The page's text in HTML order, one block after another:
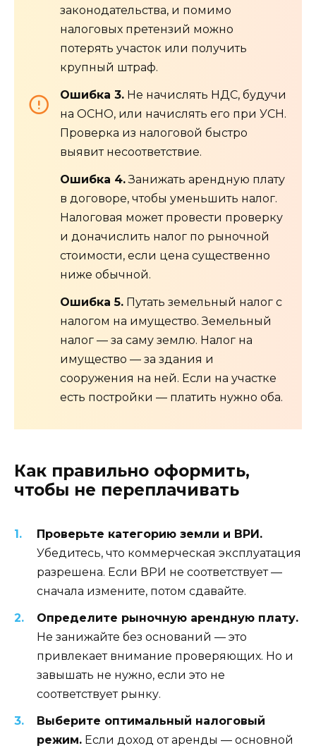
законодательства, и помимо
налоговых претензий можно
потерять участок или получить
крупный штраф.
Ошибка 3. Не начислять НДС, будучи
на ОСНО, или начислять его при УСН.
Проверка из налоговой быстро
выявит несоответствие.
Ошибка 4.Занижать арендную плату
в договоре, чтобы уменьшить налог.
Налоговая может провести проверку
и доначислить налог по рыночной
стоимости, если цена существенно
ниже обычной.
Ошибка 5. Путать земельный налог с
налогом на имущество. Земельный
налог — за саму землю. Налог на
имущество — за здания и
сооружения на ней. Если на участке
есть постройки — платить нужно оба.
Как правильно оформить,
чтобы не переплачивать
Проверьте категорию земли и ВРИ.
Убедитесь, что коммерческая эксплуатация
разрешена. Если ВРИ не соответствует —
сначала измените, потом сдавайте.
Определите рыночную арендную плату.
Не занижайте без оснований — это
привлекает внимание проверяющих. Но и
завышать не нужно, если это не
соответствует рынку.
Выберите оптимальный налоговый
режим. Если доход от аренды — основной